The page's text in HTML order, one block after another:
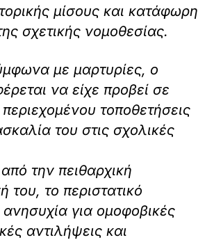
μίσους και κατάφωρη
σχετικής νομοθεσίας.
με μαρτυρίες, ο
να είχε προβεί σε
τοποθετήσεις
του στις σχολικές
την πειθαρχική
του, το περιστατικό
ανησυχία για ομοφοβικές
αντιλήψεις και